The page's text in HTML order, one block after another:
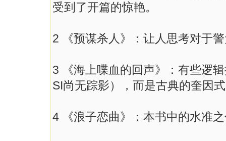
受到了开篇的惊艳。
2 《预谋杀人》：让人思考对于
3 《海上喋血的回声》：有些逻
SI尚无踪影），而是古典的奎因
4 《浪子恋曲》：本书中的水准